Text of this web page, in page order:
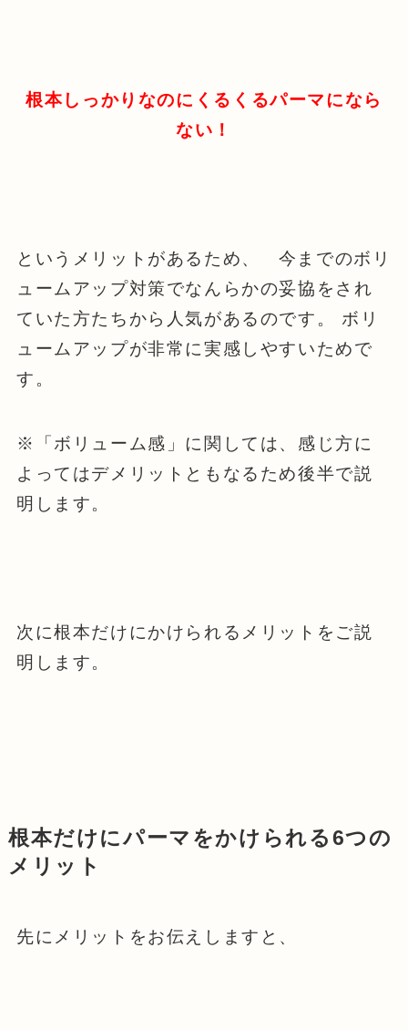
根本しっかりなのにくるくるパーマになら
ない！
というメリットがあるため、 今までのボリ
ュームアップ対策でなんらかの妥協をされ
ていた方たちから人気があるのです。 ボリ
ュームアップが非常に実感しやすいためで
す。
※「ボリューム感」に関しては、感じ方に
よってはデメリットともなるため後半で説
明します。
次に根本だけにかけられるメリットをご説
明します。
根本だけにパーマ をかけられる6つの
メリット
先にメリットをお伝えしますと、